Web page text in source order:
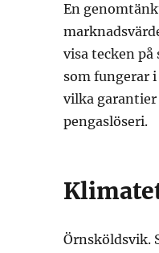
En
visa tecken
som fungerar
vilka garantier
pengaslöseri.
Örnsköldsvik.